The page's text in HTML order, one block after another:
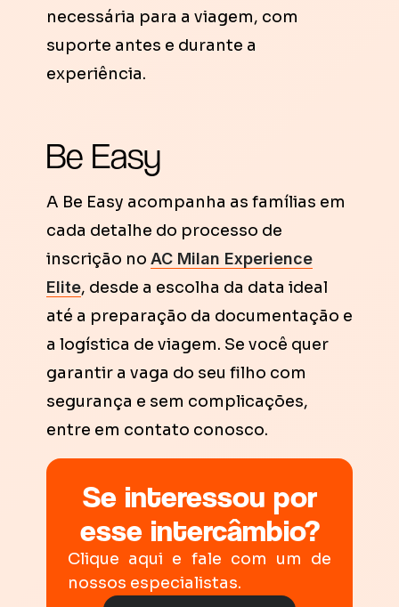
necessária para a viagem, com
suporte antes e durante a
experiência.
Be Easy
A Be Easy acompanha as famílias em
cada detalhe do processo de
inscrição no AC Milan Experience
Elite, desde a escolha da data ideal
até a preparação da documentação e
a logística de viagem. Se você quer
garantir a vaga do seu filho com
segurança e sem complicações,
entre em contato conosco.
Se interessou por
esse intercâmbio?
Clique aqui e fale com um de
nossos especialistas.